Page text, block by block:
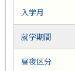
入学月
就学期間
昼夜区分